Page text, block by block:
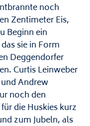
noch
Zentimeter Eis,
Beginn ein
sie in Form
Deggendorfer
Curtis Leinweber
Andrew
noch den
die Huskies kurz
zum Jubeln, als